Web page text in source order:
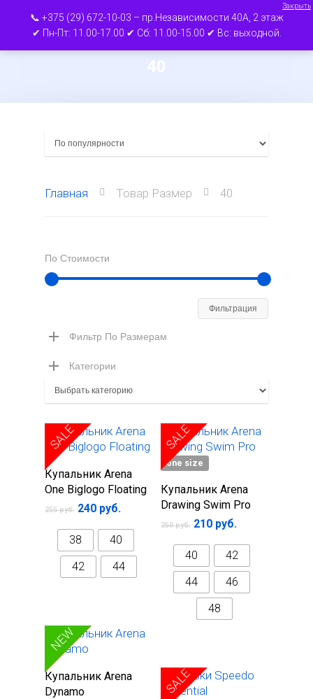
Главная Товар Размер 40
По Стоимости
Фильтрация
Фильтр По Размерам
Категории
параметры
SALE
Купальник Arena
One Biglogo Floating
255руб. 240 руб.
38
40
42
44
Выберите
параметры
one size
SALE
Купальник Arena
Drawing Swim Pro
250руб. 210 руб.
40
42
44
46
48
параметры
SALE
NEW
Купальник Arena
Dynamo
SALE
📞 +375 (29) 672-10-03 – пр.Независимости 40А, 2 этаж
✔ Пн-Пт: 11.00-17.00 ✔ Сб: 11.00-15.00 ✔ Вс: выходной.
Закрыть